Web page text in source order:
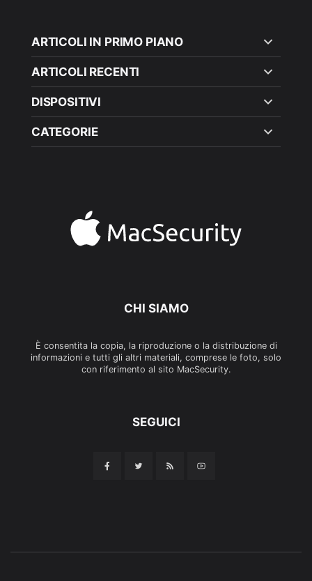
ARTICOLI IN PRIMO PIANO
ARTICOLI RECENTI
DISPOSITIVI
CATEGORIE
CHI SIAMO
È consentita la copia, la riproduzione o la distribuzione di
informazioni e tutti gli altri materiali, comprese le foto, solo
con riferimento al sito MacSecurity.
SEGUICI